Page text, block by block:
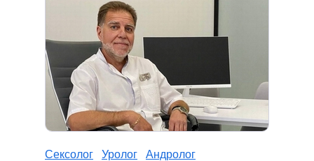
Сексолог Уролог Андролог